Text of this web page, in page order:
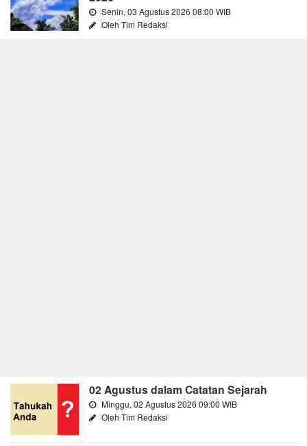
Senin, 03 Agustus 2026 08:00 WIB
Oleh Tim Redaksi
02 Agustus dalam Catatan Sejarah
Minggu, 02 Agustus 2026 09:00 WIB
Oleh Tim Redaksi